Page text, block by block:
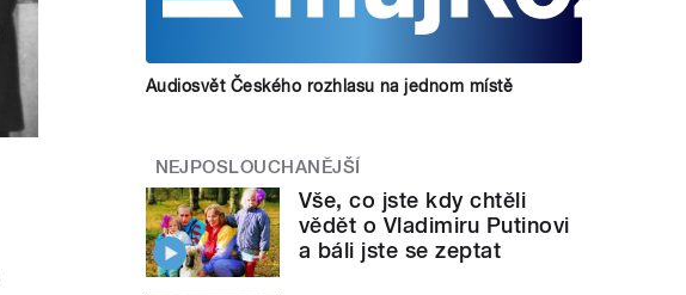
Audiosvět Českého rozhlasu na jednom místě
NEJPOSLOUCHANĚJŠÍ
Vše, co jste kdy chtěli
vědět o Vladimiru Putinovi
a báli jste se zeptat